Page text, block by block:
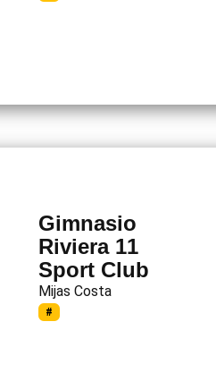
Gimnasio
Riviera 11
Sport Club
Mijas Costa
#